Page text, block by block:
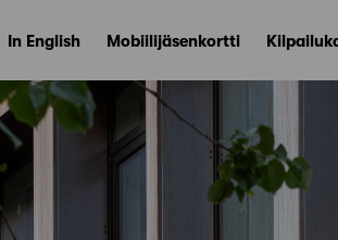
In English Mobiilijäsenkortti